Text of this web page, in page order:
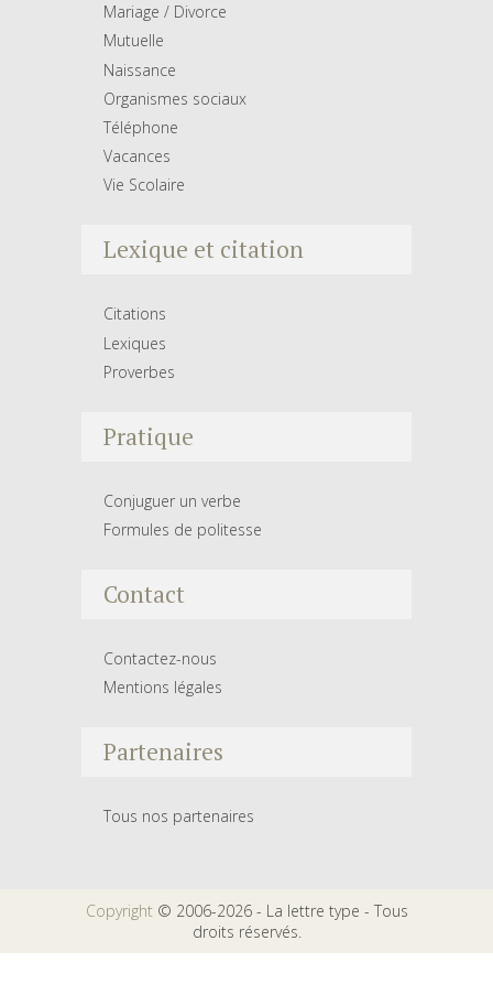
Mariage / Divorce
Mutuelle
Naissance
Organismes sociaux
Téléphone
Vacances
Vie Scolaire
Lexique et citation
Citations
Lexiques
Proverbes
Pratique
Conjuguer un verbe
Formules de politesse
Contact
Contactez-nous
Mentions légales
Partenaires
Tous nos partenaires
Copyright © 2006-2026 - La lettre type - Tous
droits réservés.